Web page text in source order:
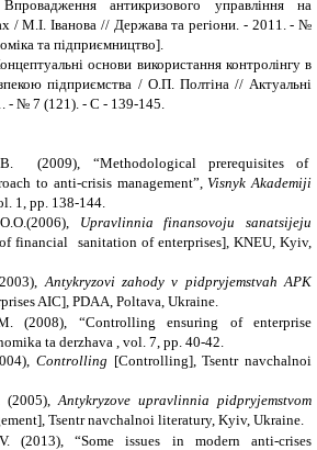
антикризового управління на
/ М.І. Іванова // Держава та регіони. - 2011. - №
та підприємництво].
основи використання контролінгу в
підприємства / О.П. Полтіна // Актуальні
- № 7 (121). - С - 139-145.
(2009), “Methodological prerequisites of
to anti-crisis management”,Visnyk Akademiji
1, pp. 138-144.
Upravlinnia finansovoju sanatsijeju
financial sanitation of enterprises], KNEU, Kyiv,
Antykryzovi zahody v pidpryjemstvah APK
AIC], PDAA, Poltava, Ukraine.
(2008), “Controlling ensuring of enterprise
ta derzhava , vol. 7, pp. 40-42.
Controlling [Controlling], Tsentr navchalnoi
(2005), Antykryzove upravlinnia pidpryjemstvom
Tsentr navchalnoi literatury, Kyiv, Ukraine.
(2013), “Some issues in modern anti-crises